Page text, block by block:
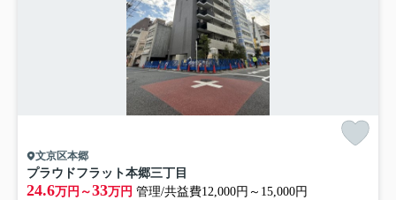
文京区本郷
プラウドフラット本郷三丁目
24.6万円～33万円 管理/共益費12,000円～15,000円